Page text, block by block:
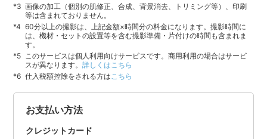
画像の加工（個別の肌修正、合成、背景消去、トリミング等）、印刷
等は含まれておりません。
60分以上の撮影は、上記金額×時間分の料金になります。撮影時間に
は、機材・セットの設置等を含む撮影準備・片付けの時間も含まれま
す。
このサービスは個人利用向けサービスです。商用利用の場合はサービ
スが異なります。詳しくはこちら
仕入税額控除をされる方は こちら
お支払い方法
クレジットカード